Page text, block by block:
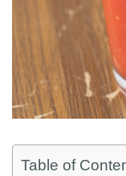
Table of